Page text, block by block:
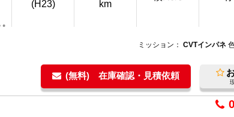
(H23)
km
ミッション： CVTインパネ
(無料) 在庫確認・見積依頼